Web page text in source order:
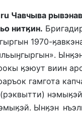
Чавчыва
нитӄин.
1970-
ӄэюут виин
гамгота
Ынӄэн